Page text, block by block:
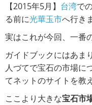
【2015年5月】 台湾で
る前に光華玉市へ行き
実はこれが今回、一番
ガイドブックにはあま
人づてで宝石の市場に
てネットのサイトを教
ここより大きな宝石市